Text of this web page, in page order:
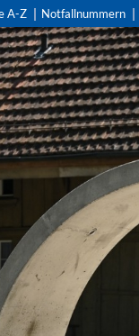
A-Z Notfallnummern